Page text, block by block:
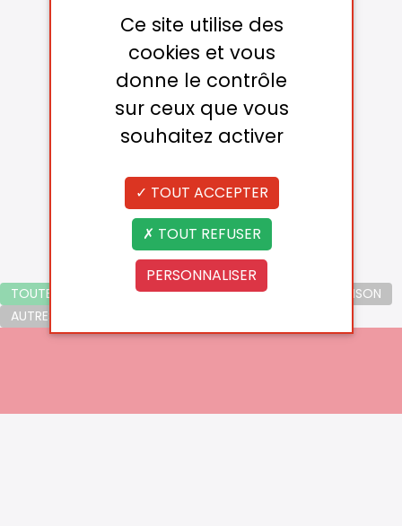
LOGO
TOUTES LES CATÉGORIES LOGO PRINCIPAL
DÉCLINAISON
AUTRES LOGOS
Ce site utilise des
cookies et vous
donne le contrôle
sur ceux que vous
souhaitez activer
TOUT ACCEPTER
TOUT REFUSER
PERSONNALISER